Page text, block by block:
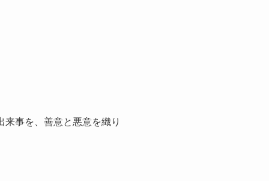
事を、善意と悪意を織り